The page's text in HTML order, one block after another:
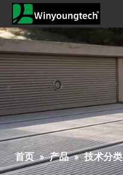
首页 » 产品 » 技术分类